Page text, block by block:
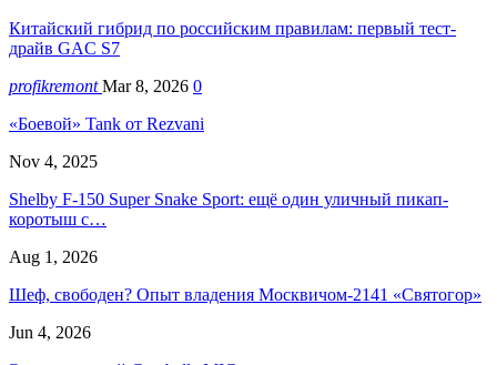
Китайский гибрид по российским правилам: первый тест-
драйв GAC S7
profikremontMar 8, 2026 0
«Боевой» Tank от Rezvani
Nov 4, 2025
Shelby F-150 Super Snake Sport: ещё один уличный пикап-
коротыш с…
Aug 1, 2026
Шеф, свободен? Опыт владения Москвичом-2141 «Святогор»
Jun 4, 2026